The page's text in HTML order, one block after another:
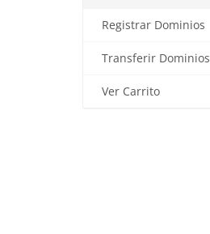
Registrar Dominios
Transferir Dominios
Ver Carrito